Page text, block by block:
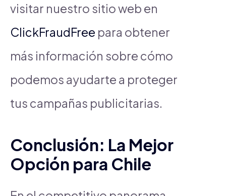
visitar nuestro sitio web en
ClickFraudFree para obtener
más información sobre cómo
podemos ayudarte a proteger
tus campañas publicitarias.
Conclusión: La Mejor
Opción para Chile